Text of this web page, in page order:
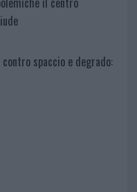
spaccio e degrado: